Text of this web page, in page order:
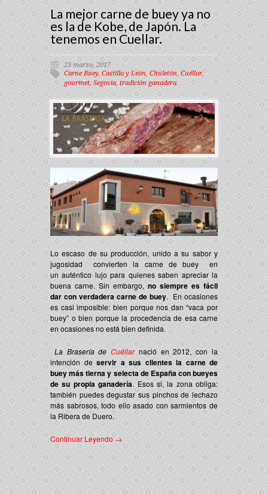
La mejor carne de buey ya no
es la de Kobe, de Japón. La
tenemos en Cuellar.
23 marzo, 2017
Carne Buey, Castilla y León, Chuletón, Cuéllar,
gourmet, Segovia, tradición ganadera
Lo escaso de su producción, unido a su sabor y
jugosidad convierten la carne de buey en
unauténtico lujopara quienes saben apreciar la
buena carne. Sin embargo, no siempre es fácil
dar con verdadera carne de buey. En ocasiones
es casi imposible: bien porque nos dan “vaca por
buey” o bien porque la procedencia de esa carne
en ocasiones no está bien definida.
La Brasería deCuéllar nació en 2012, con la
intención de servir a sus clientes la carne de
buey más tierna y selecta de España con bueyes
de su propia ganadería. Esos si, la zona obliga:
también puedes degustar sus pinchos de lechazo
más sabrosos, todo ello asado con sarmientos de
la Ribera de Duero.
Continuar Leyendo →